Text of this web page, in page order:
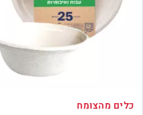
כלים מהצומח